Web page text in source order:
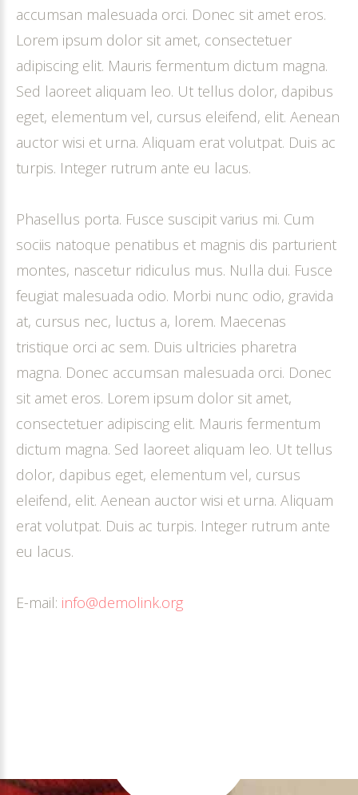
accumsan malesuada orci. Donec sit amet eros.
Lorem ipsum dolor sit amet, consectetuer
adipiscing elit. Mauris fermentum dictum magna.
Sed laoreet aliquam leo. Ut tellus dolor, dapibus
eget, elementum vel, cursus eleifend, elit. Aenean
auctor wisi et urna. Aliquam erat volutpat. Duis ac
turpis. Integer rutrum ante eu lacus.
Phasellus porta. Fusce suscipit varius mi. Cum
sociis natoque penatibus et magnis dis parturient
montes, nascetur ridiculus mus. Nulla dui. Fusce
feugiat malesuada odio. Morbi nunc odio, gravida
at, cursus nec, luctus a, lorem. Maecenas
tristique orci ac sem. Duis ultricies pharetra
magna. Donec accumsan malesuada orci. Donec
sit amet eros. Lorem ipsum dolor sit amet,
consectetuer adipiscing elit. Mauris fermentum
dictum magna. Sed laoreet aliquam leo. Ut tellus
dolor, dapibus eget, elementum vel, cursus
eleifend, elit. Aenean auctor wisi et urna. Aliquam
erat volutpat. Duis ac turpis. Integer rutrum ante
eu lacus.
E-mail: info@demolink.org